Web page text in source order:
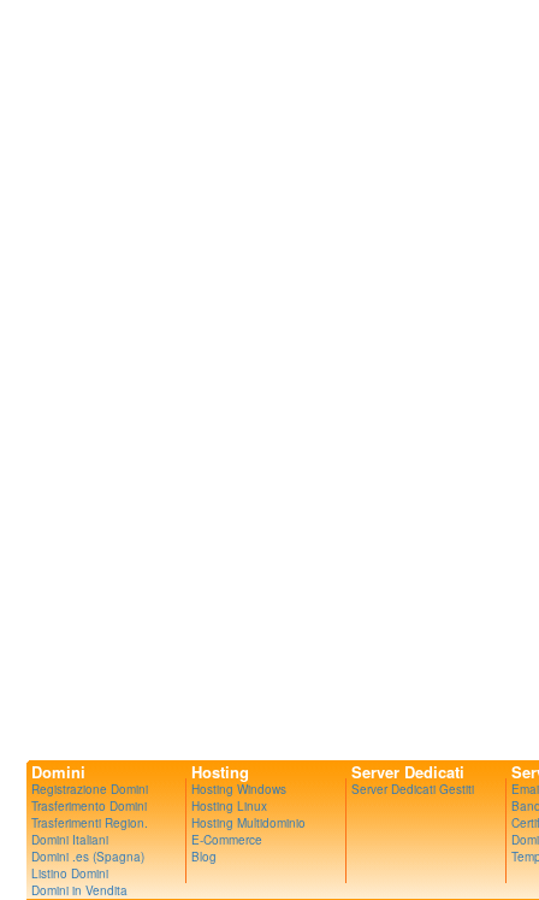
Domini Hosting Server Dedicati
Registrazione Domini
Trasferimento Domini
Trasferimenti Region.
Domini Italiani
Domini .es (Spagna)
Listino Domini
Domini in Vendita
Hosting Windows
Hosting Linux
Hosting Multidominio
E-Commerce
Blog
Server Dedicati Gestiti